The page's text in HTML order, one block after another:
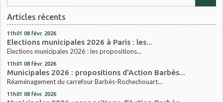
Articles récents
11h01 08 févr. 2026
Elections municipales 2026 à Paris : les...
Elections municipales 2026 : les propositions...
11h01 08 févr. 2026
Municipales 2026 : propositions d'Action Barbès...
Réaménagement du carrefour Barbès-Rochechouart...
11h01 08 févr. 2026